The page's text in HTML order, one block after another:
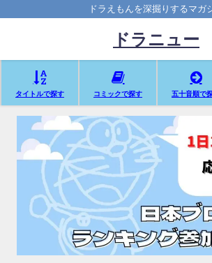
ドラえもんを深掘りするマガ
ドラニュー
タイトルで探す コミックで探す 五十音順で